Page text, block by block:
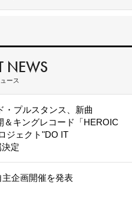
NEWS
ース
・プルスタンス、新曲
＆キングレコード「HEROIC
ジェクト"DO IT
定
企画開催を発表